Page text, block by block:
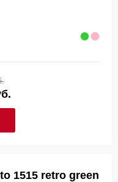
1515 retro green